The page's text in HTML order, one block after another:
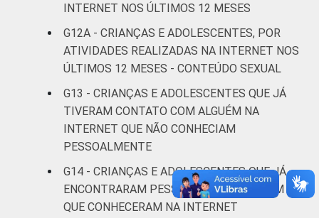
Não
respondeu
2 18
CLASSE
SOCIAL
AB 2 14
C
DOMICÍLIO
COM ACESSO
Sim 3 16
INTERNET NOS ÚLTIMOS 12 MESES
G12A - CRIANÇAS E ADOLESCENTES, POR
ATIVIDADES REALIZADAS NA INTERNET NOS
ÚLTIMOS 12 MESES - CONTEÚDO SEXUAL
G13 - CRIANÇAS E ADOLESCENTES QUE JÁ
TIVERAM CONTATO COM ALGUÉM NA
INTERNET QUE NÃO CONHECIAM
PESSOALMENTE
G14 - CRIANÇAS E ADOLESCENTES QUE JÁ
ENCONTRARAM PESSOALMENTE ALGUÉM
QUE CONHECERAM NA INTERNET